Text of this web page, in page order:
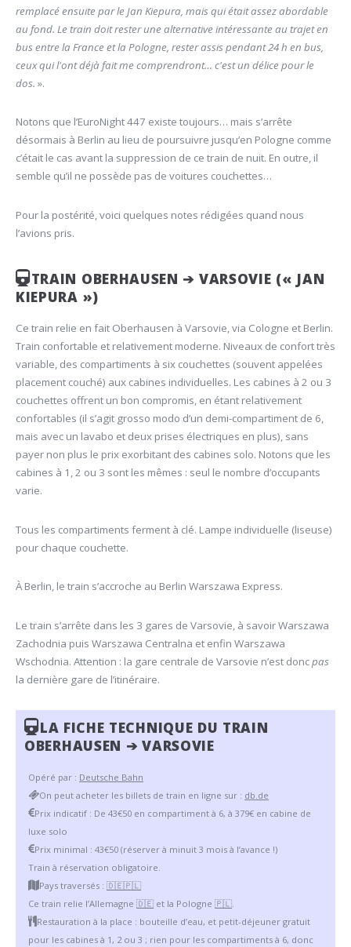
remplacé ensuite par le Jan Kiepura, mais qui était assez abordable
au fond. Le train doit rester une alternative intéressante au trajet en
bus entre la France et la Pologne, rester assis pendant 24 h en bus,
ceux qui l'ont déjà fait me comprendront… c'est un délice pour le
dos. ».
Notons que l’EuroNight 447 existe toujours… mais s’arrête
désormais à Berlin au lieu de poursuivre jusqu’en Pologne comme
c’était le cas avant la suppression de ce train de nuit. En outre, il
semble qu’il ne possède pas de voitures couchettes…
Pour la postérité, voici quelques notes rédigées quand nous
l’avions pris.
TRAIN OBERHAUSEN ➔ VARSOVIE (« JAN
KIEPURA »)
Ce train relie en fait Oberhausen à Varsovie, via Cologne et Berlin.
Train confortable et relativement moderne. Niveaux de confort très
variable, des compartiments à six couchettes (souvent appelées
placement couché) aux cabines individuelles. Les cabines à 2 ou 3
couchettes offrent un bon compromis, en étant relativement
confortables (il s’agit grosso modo d’un demi-compartiment de 6,
mais avec un lavabo et deux prises électriques en plus), sans
payer non plus le prix exorbitant des cabines solo. Notons que les
cabines à 1, 2 ou 3 sont les mêmes : seul le nombre d’occupants
varie.
Tous les compartiments ferment à clé. Lampe individuelle (liseuse)
pour chaque couchette.
À Berlin, le train s’accroche au Berlin Warszawa Express.
Le train s’arrête dans les 3 gares de Varsovie, à savoir Warszawa
Zachodnia puis Warszawa Centralna et enfin Warszawa
Wschodnia. Attention : la gare centrale de Varsovie n’est doncpas
la dernière gare de l’itinéraire.
LA FICHE TECHNIQUE DU TRAIN
OBERHAUSEN ➔ VARSOVIE
Opéré par : Deutsche Bahn
On peut acheter les billets de train en ligne sur : db.de
Prix indicatif : De 43€50 en compartiment à 6, à 379€ en cabine de
luxe solo
Prix minimal : 43€50 (réserver à minuit 3 mois à l’avance !)
Train à réservation obligatoire.
Pays traversés :🇩🇪🇵🇱
Ce train relie l’Allemagne🇩🇪 et la Pologne🇵🇱.
Restauration à la place : bouteille d’eau, et petit-déjeuner gratuit
pour les cabines à 1, 2 ou 3 ; rien pour les compartiments à 6, donc